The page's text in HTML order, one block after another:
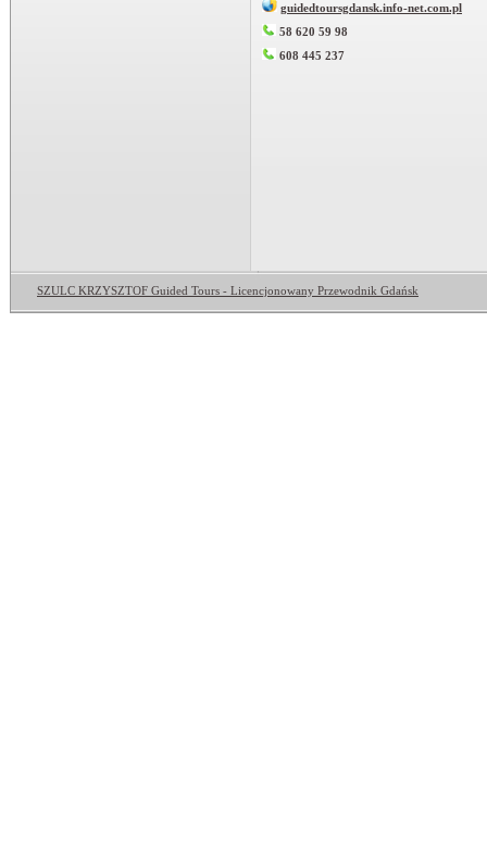
guidedtoursgdansk.info-net.com.pl
58 620 59 98
608 445 237
SZULC KRZYSZTOF Guided Tours - Licencjonowany Przewodnik Gdańsk